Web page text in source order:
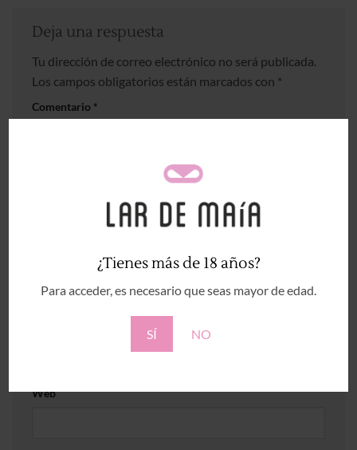
¿Tienes más de 18 años?
Para acceder, es necesario que seas mayor de edad.
SÍ NO
Deja una respuesta
Tu dirección de correo electrónico no será publicada.
Los campos obligatorios están marcados con *
Comentario *
*
Web